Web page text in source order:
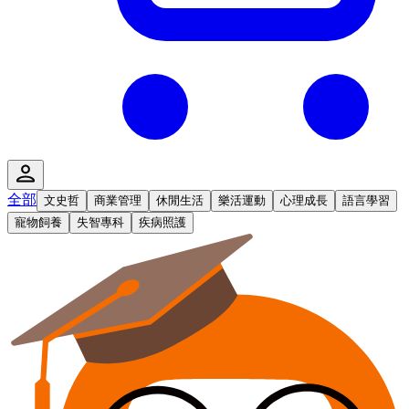
全部 文史哲 商業管理 休閒生活 樂活運動 心理成長
語言學習
寵物飼養
失智專科 疾病照護